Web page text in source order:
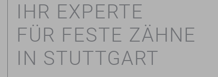
IHR EXPERTE
FÜR FESTE ZÄHNE
IN STUTTGART